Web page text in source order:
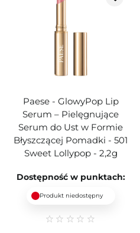
Paese - GlowyPop Lip
Serum – Pielęgnujące
Serum do Ust w Formie
Błyszczącej Pomadki - 501
Sweet Lollypop - 2,2g
Dostępność w punktach:
Produkt niedostępny